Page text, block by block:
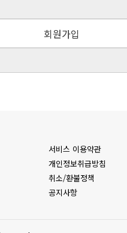
회원가입
서비스 이용약관
개인정보취급방침
취소/환불정책
공지사항